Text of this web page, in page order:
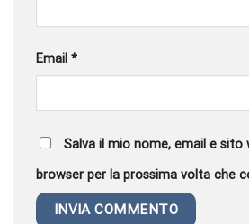
Email *
Salva il mio nome, email e sito
browser per la prossima volta che